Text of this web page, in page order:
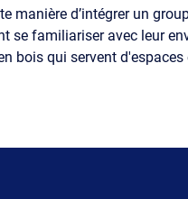
manière d’intégrer un
se familiariser avec leur
bois qui servent